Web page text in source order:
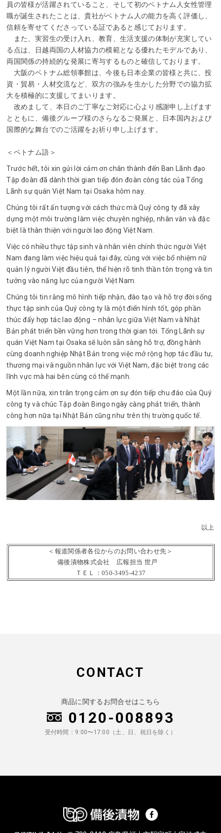
員の皆様が活躍されていること、そして初のベトナム人女性管理
職が誕生されたことは、貴社がベトナム人の能力を高く評価し、
信頼を寄せてくださっている証であると感じております。
また、実習生の受け入れ、教育、生活支援の体制が充実してい
る点は、日越両国の人材協力の模範となる優れたモデルであり、
両国関係の持続的な発展に寄与するものと確信しております。
大阪のベトナム総領事館は、今後も日本企業の皆様と共に、投
資・貿易・人材交流など、双方の強みを生かした分野での協力拡
大を積極的に支援してまいります。
改めまして、本日のご丁寧なご対応に心より感謝申し上げます
とともに、備後グループ様のさらなるご発展と、日本国内および
国際的な舞台でのご活躍をお祈り申し上げます。
＜ベトナム語＞
Trước hết, tôi xin gửi lời cảm ơn chân thành đến Ban Lãnh đạo
Tập đoàn đã dành thời gian tiếp đón đoàn công tác của Tổng
Lãnh sự quán Việt Nam tại Osaka hôm nay.
Chúng tôi rất ấn tượng với cách thức mà Quý công ty đã xây
dựng một môi trường làm việc chuyên nghiệp, nhân văn và đặc
biệt là thân thiện với người lao động Việt Nam.
Việc có nhiều thực tập sinh và nhân viên chính thức người Việt
Nam đang làm việc hiệu quả tại đây, cùng với việc bổ nhiệm nữ
quản lý người Việt đầu tiên, thể hiện rõ tinh thần tôn trọng và tin
tưởng vào năng lực của người Việt Nam.
Chúng tôi tin rằng mô hình tiếp nhận, đào tạo và hỗ trợ đời sống
thực tập sinh của Quý công ty là một điển hình tốt, góp phần
thúc đẩy hợp tác lao động – nhân lực giữa Việt Nam và Nhật
Bản phát triển bền vững hơn trong thời gian tới. Tổng Lãnh sự
quán Việt Nam tại Osaka sẽ luôn sẵn sàng hỗ trợ, đồng hành
cùng doanh nghiệp Nhật Bản trong việc mở rộng hợp tác đầu tư,
thương mại và nguồn nhân lực với Việt Nam, đặc biệt trong các
lĩnh vực mà hai bên cùng có thế mạnh.
Một lần nữa, xin trân trọng cảm ơn sự đón tiếp chu đáo của Quý
công ty và chúc Tập đoàn Bingo ngày càng phát triển, thành
công hơn nữa tại Nhật Bản cũng như trên thị trường quốc tế.
以上
＜報道関係者各位からのお問い合わせ先＞
備後漬物株式会社 広報担当 世戸
ＴＥＬ：050-3495-4237
CONTACT
商品に関するお問合せはこちら
0120-008893
受付時間：9:00〜17:00（土、日、祝日を除く）